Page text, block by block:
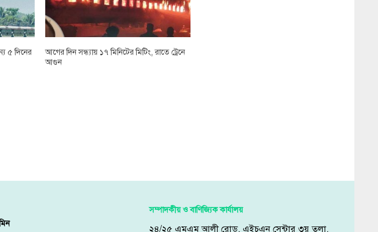
৫ দিনের
আগের দিন সন্ধ্যায় ১৭ মিনিটের মিটিং, রাতে ট্রেনে
আগুন
সম্পাদকীয় ও বাণিজ্যিক কার্যালয়
২৪/২৫ এমএম আলী রোড, এইচএন সেন্টার ৩য় তলা,